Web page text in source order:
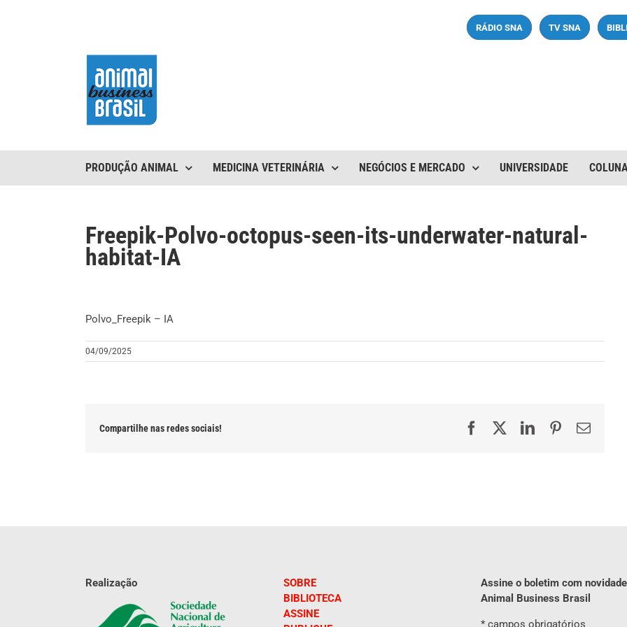
RÁDIO SNA TV SNA
PRODUÇÃO ANIMAL MEDICINA VETERINÁRIA NEGÓCIOS E MERCADO UNIVERSIDADE
Freepik-Polvo-octopus-seen-its-underwater-natural-
habitat-IA
Polvo_Freepik – IA
04/09/2025
Compartilhe nas redes sociais! FacebookLinkedInPinterest
E-
Realização
SOBRE
BIBLIOTECA
ASSINE
Assine o boletim com
Animal Business Brasil
* campos obrigatórios